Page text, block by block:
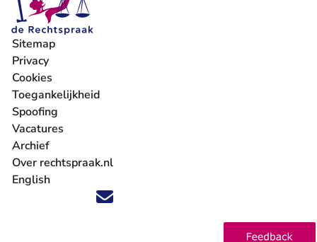
Volg ons op X (Twitter) - U verlaat Rechtspraak.nl
Volg ons op Facebook - U verlaat Rechtspraak.nl
Volg ons op Instagram - U verlaat Rechtspraak.nl
Volg ons op Youtube - U verlaat Rechtspraak.nl
Volg ons op LinkedIn - U verlaat
'Blijf op de hoogte' nieuwsbrief - U verlaat
Sitemap
Privacy
Cookies
Toegankelijkheid
Spoofing
Vacatures
- U verlaat Rechtspraak.nl
Archief
Over rechtspraak.nl
English